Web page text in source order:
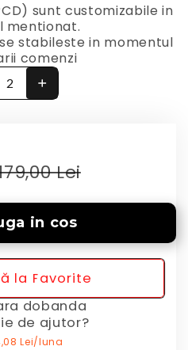
sunt customizabile in
mentionat.
stabileste in momentul
comenzi
Lei
in cos
la Favorite
dobanda
de ajutor?
Lei/luna